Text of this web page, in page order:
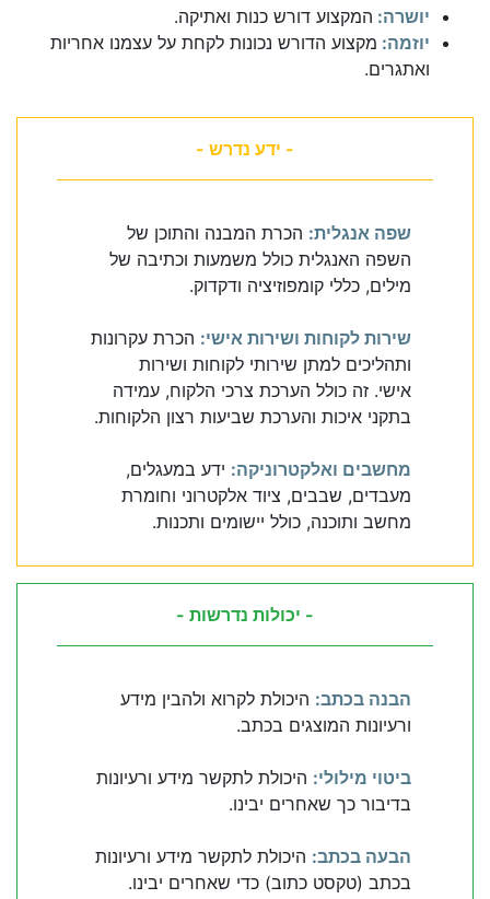
יושרה: המקצוע דורש כנות ואתיקה.
יוזמה: מקצוע הדורש נכונות לקחת על עצמנו אחריות
ואתגרים.
- ידע נדרש -
שפה אנגלית: הכרת המבנה והתוכן של
השפה האנגלית כולל משמעות וכתיבה של
מילים, כללי קומפוזיציה ודקדוק.
שירות לקוחות ושירות אישי: הכרת עקרונות
ותהליכים למתן שירותי לקוחות ושירות
אישי. זה כולל הערכת צרכי הלקוח, עמידה
בתקני איכות והערכת שביעות רצון הלקוחות.
מחשבים ואלקטרוניקה: ידע במעגלים,
מעבדים, שבבים, ציוד אלקטרוני וחומרת
מחשב ותוכנה, כולל יישומים ותכנות.
- יכולות נדרשות -
הבנה בכתב: היכולת לקרוא ולהבין מידע
ורעיונות המוצגים בכתב.
ביטוי מילולי: היכולת לתקשר מידע ורעיונות
בדיבור כך שאחרים יבינו.
הבעה בכתב: היכולת לתקשר מידע ורעיונות
בכתב (טקסט כתוב) כדי שאחרים יבינו.